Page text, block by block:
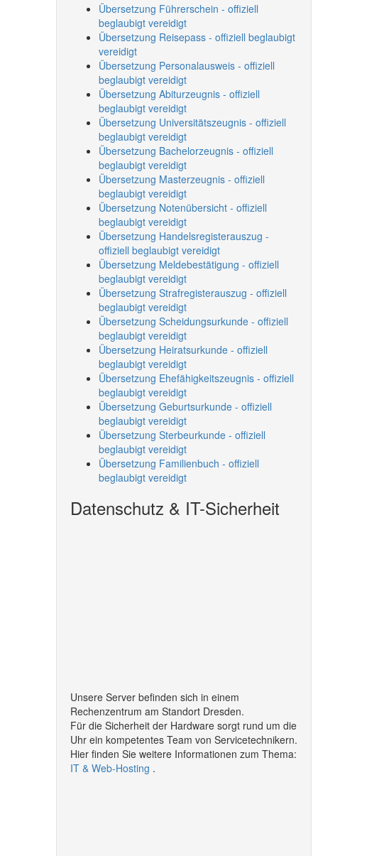
Übersetzung Führerschein - offiziell
beglaubigt vereidigt
Übersetzung Reisepass - offiziell beglaubigt
vereidigt
Übersetzung Personalausweis - offiziell
beglaubigt vereidigt
Übersetzung Abiturzeugnis - offiziell
beglaubigt vereidigt
Übersetzung Universitätszeugnis - offiziell
beglaubigt vereidigt
Übersetzung Bachelorzeugnis - offiziell
beglaubigt vereidigt
Übersetzung Masterzeugnis - offiziell
beglaubigt vereidigt
Übersetzung Notenübersicht - offiziell
beglaubigt vereidigt
Übersetzung Handelsregisterauszug -
offiziell beglaubigt vereidigt
Übersetzung Meldebestätigung - offiziell
beglaubigt vereidigt
Übersetzung Strafregisterauszug - offiziell
beglaubigt vereidigt
Übersetzung Scheidungsurkunde - offiziell
beglaubigt vereidigt
Übersetzung Heiratsurkunde - offiziell
beglaubigt vereidigt
Übersetzung Ehefähigkeitszeugnis - offiziell
beglaubigt vereidigt
Übersetzung Geburtsurkunde - offiziell
beglaubigt vereidigt
Übersetzung Sterbeurkunde - offiziell
beglaubigt vereidigt
Übersetzung Familienbuch - offiziell
beglaubigt vereidigt
Datenschutz & IT-Sicherheit
Unsere Server befinden sich in einem
Rechenzentrum am Standort Dresden.
Für die Sicherheit der Hardware sorgt rund um die
Uhr ein kompetentes Team von Servicetechnikern.
Hier finden Sie weitere Informationen zum Thema:
IT & Web-Hosting .